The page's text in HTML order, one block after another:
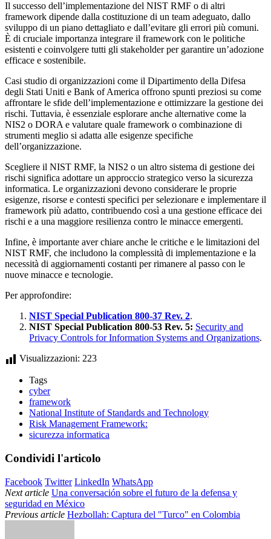
Il successo dell’implementazione del NIST RMF o di altri
framework dipende dalla costituzione di un team adeguato, dallo
sviluppo di un piano dettagliato e dall’evitare gli errori più comuni.
È di cruciale importanza integrare il framework con le politiche
esistenti e coinvolgere tutti gli stakeholder per garantire un’adozione
efficace e sostenibile.
Casi studio di organizzazioni come il Dipartimento della Difesa
degli Stati Uniti e Bank of America offrono spunti preziosi su come
affrontare le sfide dell’implementazione e ottimizzare la gestione dei
rischi. Tuttavia, è essenziale esplorare anche alternative come la
NIS2 o DORA e valutare quale framework o combinazione di
strumenti meglio si adatta alle esigenze specifiche
dell’organizzazione.
Scegliere il NIST RMF, la NIS2 o un altro sistema di gestione dei
rischi significa adottare un approccio strategico verso la sicurezza
informatica. Le organizzazioni devono considerare le proprie
esigenze, risorse e contesti specifici per selezionare e implementare il
framework più adatto, contribuendo così a una gestione efficace dei
rischi e a una maggiore resilienza contro le minacce emergenti.
Infine, è importante aver chiare anche le critiche e le limitazioni del
NIST RMF, che includono la complessità di implementazione e la
necessità di aggiornamenti costanti per rimanere al passo con le
nuove minacce e tecnologie.
Per approfondire:
NIST Special Publication 800-37 Rev. 2.
NIST Special Publication 800-53 Rev. 5: Security and
Privacy Controls for Information Systems and Organizations.
Visualizzazioni: 223
Tags
cyber
framework
National Institute of Standards and Technology
Risk Management Framework:
sicurezza informatica
Condividi l'articolo
Facebook Twitter LinkedIn WhatsApp
Next article Una conversación sobre el futuro de la defensa y
seguridad en México
Previous article Hezbollah: Captura del "Turco" en Colombia